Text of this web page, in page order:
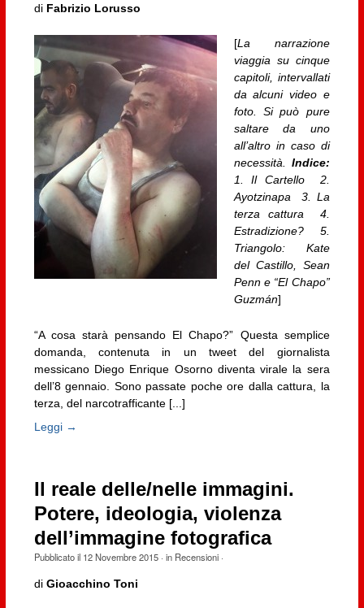
di Fabrizio Lorusso
[La narrazione
viaggia su cinque
capitoli, intervallati
da alcuni video e
foto. Si può pure
saltare da uno
all’altro in caso di
necessità. Indice:
1. Il Cartello 2.
Ayotzinapa 3. La
terza cattura 4.
Estradizione? 5.
Triangolo: Kate
del Castillo, Sean
Penn e “El Chapo”
Guzmán]
“A cosa starà pensando El Chapo?” Questa semplice
domanda, contenuta in un tweet del giornalista
messicano Diego Enrique Osorno diventa virale la sera
dell’8 gennaio. Sono passate poche ore dalla cattura, la
terza, del narcotrafficante [...]
Leggi →
Il reale delle/nelle immagini.
Potere, ideologia, violenza
dell’immagine fotografica
Pubblicato il 12 Novembre 2015· in Recensioni·
di Gioacchino Toni